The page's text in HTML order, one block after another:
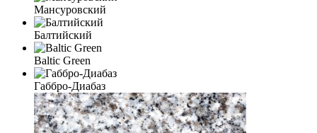
Мансуровский
Балтийский
Baltic Green
Габбро-Диабаз